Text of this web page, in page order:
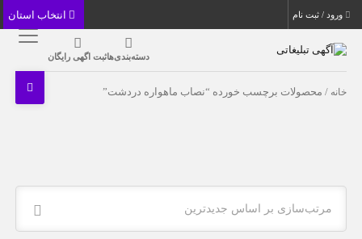
ورود / ثبت نام
دسته‌بندی‌هاثبت اگهی رایگان
خانه / محصولات برچسب خورده “نصاب ماهواره دردشت”
مرتب‌سازی بر اساس جدیدترین